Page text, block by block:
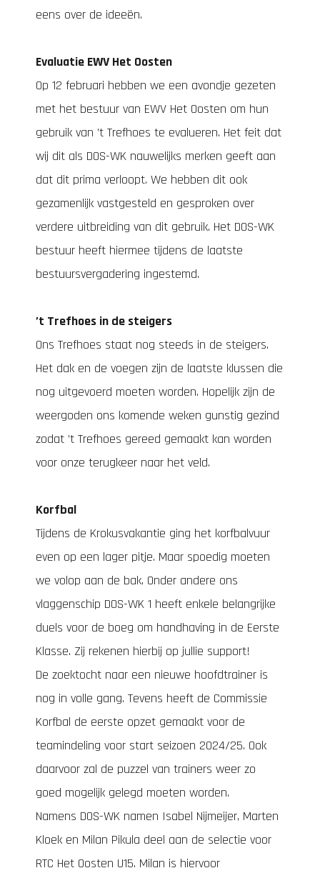
eens over de ideeën.
Evaluatie EWV Het Oosten
Op 12 februari hebben we een avondje gezeten
met het bestuur van EWV Het Oosten om hun
gebruik van ’t Trefhoes te evalueren. Het feit dat
wij dit als DOS-WK nauwelijks merken geeft aan
dat dit prima verloopt. We hebben dit ook
gezamenlijk vastgesteld en gesproken over
verdere uitbreiding van dit gebruik. Het DOS-WK
bestuur heeft hiermee tijdens de laatste
bestuursvergadering ingestemd.
’t Trefhoes in de steigers
Ons Trefhoes staat nog steeds in de steigers.
Het dak en de voegen zijn de laatste klussen die
nog uitgevoerd moeten worden. Hopelijk zijn de
weergoden ons komende weken gunstig gezind
zodat ’t Trefhoes gereed gemaakt kan worden
voor onze terugkeer naar het veld.
Korfbal
Tijdens de Krokusvakantie ging het korfbalvuur
even op een lager pitje. Maar spoedig moeten
we volop aan de bak. Onder andere ons
vlaggenschip DOS-WK 1 heeft enkele belangrijke
duels voor de boeg om handhaving in de Eerste
Klasse. Zij rekenen hierbij op jullie support!
De zoektocht naar een nieuwe hoofdtrainer is
nog in volle gang. Tevens heeft de Commissie
Korfbal de eerste opzet gemaakt voor de
teamindeling voor start seizoen 2024/25. Ook
daarvoor zal de puzzel van trainers weer zo
goed mogelijk gelegd moeten worden.
Namens DOS-WK namen Isabel Nijmeijer, Marten
Kloek en Milan Pikula deel aan de selectie voor
RTC Het Oosten U15. Milan is hiervoor